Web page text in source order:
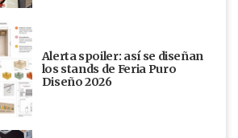
Alerta spoiler: así se diseñan
los stands de Feria Puro
Diseño 2026